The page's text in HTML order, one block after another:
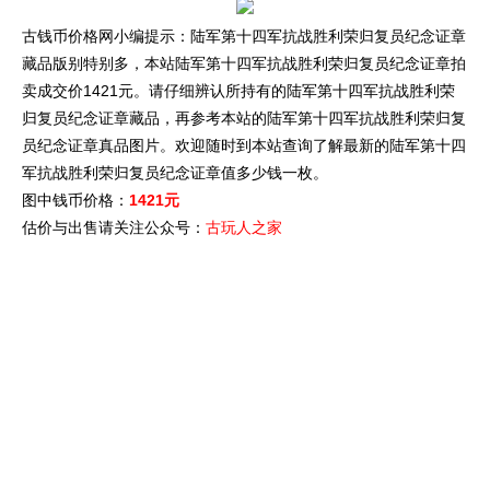
古钱币价格网小编提示：陆军第十四军抗战胜利荣归复员纪念证章
藏品版别特别多，本站陆军第十四军抗战胜利荣归复员纪念证章拍
卖成交价1421元。请仔细辨认所持有的陆军第十四军抗战胜利荣
归复员纪念证章藏品，再参考本站的陆军第十四军抗战胜利荣归复
员纪念证章真品图片。欢迎随时到本站查询了解最新的陆军第十四
军抗战胜利荣归复员纪念证章值多少钱一枚。
图中钱币价格： 1421元
估价与出售请关注公众号： 古玩人之家